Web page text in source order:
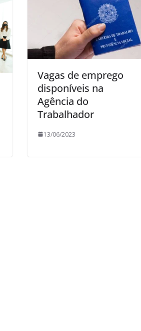
Vagas de emprego
disponíveis na
Agência do
Trabalhador
13/06/2023